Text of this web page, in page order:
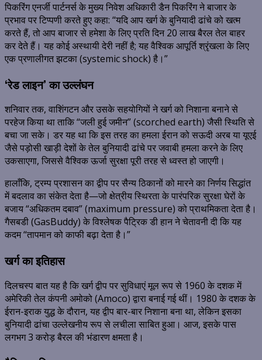
पिकरिंग एनर्जी पार्टनर्स के मुख्य निवेश अधिकारी डैन पिकरिंग ने बाजार के
प्रभाव पर टिप्पणी करते हुए कहा: “यदि आप खर्ग के बुनियादी ढांचे को खत्म
करते हैं, तो आप बाजार से हमेशा के लिए प्रति दिन 20 लाख बैरल तेल बाहर
कर देते हैं। यह कोई अस्थायी देरी नहीं है; यह वैश्विक आपूर्ति श्रृंखला के लिए
एक प्रणालीगत झटका (systemic shock) है।”
‘रेड लाइन’ का उल्लंघन
शनिवार तक, वाशिंगटन और उसके सहयोगियों ने खर्ग को निशाना बनाने से
परहेज किया था ताकि “जली हुई जमीन” (scorched earth) जैसी स्थिति से
बचा जा सके। डर यह था कि इस तरह का हमला ईरान को सऊदी अरब या यूएई
जैसे पड़ोसी खाड़ी देशों के तेल बुनियादी ढांचे पर जवाबी हमला करने के लिए
उकसाएगा, जिससे वैश्विक ऊर्जा सुरक्षा पूरी तरह से ध्वस्त हो जाएगी।
हालाँकि, ट्रम्प प्रशासन का द्वीप पर सैन्य ठिकानों को मारने का निर्णय सिद्धांत
में बदलाव का संकेत देता है—जो क्षेत्रीय स्थिरता के पारंपरिक सुरक्षा घेरों के
बजाय “अधिकतम दबाव” (maximum pressure) को प्राथमिकता देता है।
गैसबडी (GasBuddy) के विश्लेषक पैट्रिक डी हान ने चेतावनी दी कि यह
कदम “तापमान को काफी बढ़ा देता है।”
खर्ग का इतिहास
दिलचस्प बात यह है कि खर्ग द्वीप पर सुविधाएं मूल रूप से 1960 के दशक में
अमेरिकी तेल कंपनी अमोको (Amoco) द्वारा बनाई गई थीं। 1980 के दशक के
ईरान-इराक युद्ध के दौरान, यह द्वीप बार-बार निशाना बना था, लेकिन इसका
बुनियादी ढांचा उल्लेखनीय रूप से लचीला साबित हुआ। आज, इसके पास
लगभग 3 करोड़ बैरल की भंडारण क्षमता है।